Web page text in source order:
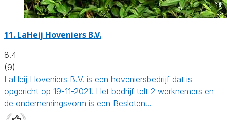
11. LaHeij Hoveniers B.V.
8.4
(9)
LaHeij Hoveniers B.V. is een hoveniersbedrijf dat is
opgericht op 19-11-2021. Het bedrijf telt 2 werknemers en
de ondernemingsvorm is een Besloten…